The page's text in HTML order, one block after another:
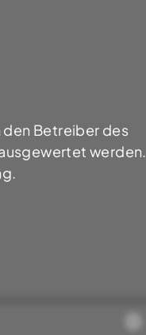
Betreiber des
werden.